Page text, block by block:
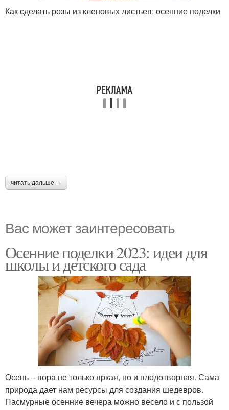
Как сделать розы из кленовых листьев: осенние поделки
читать дальше →
Вас может заинтересовать
Осенние поделки 2023: идеи для
школы и детского сада
Осень – пора не только яркая, но и плодотворная. Сама
природа дает нам ресурсы для создания шедевров.
Пасмурные осенние вечера можно весело и с пользой